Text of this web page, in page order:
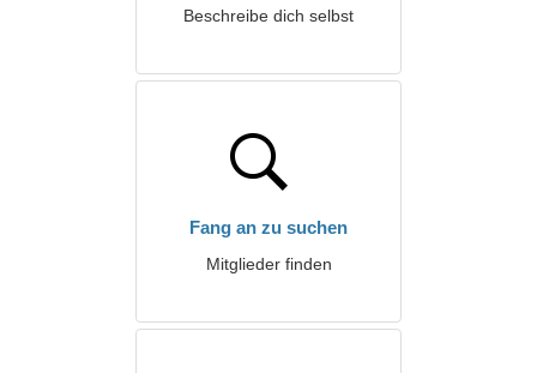
Beschreibe dich selbst
Fang an zu suchen
Mitglieder finden